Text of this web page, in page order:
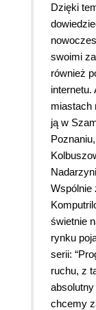
Dzięki
swoimi
również
internetu.
miastach
ją w
Wspólnie
świetnie
rynku
serii:
ruchu, z
chcemy